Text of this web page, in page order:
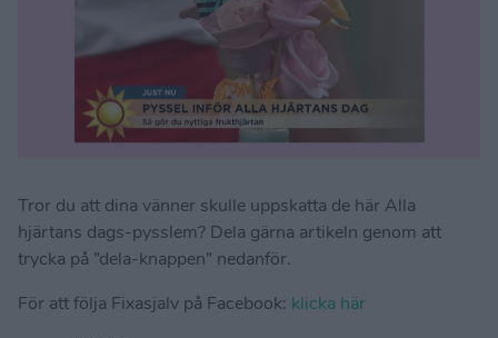
Tror du att dina vänner skulle uppskatta de här Alla
hjärtans dags-pysslem? Dela gärna artikeln genom att
trycka på ”dela-knappen” nedanför.
För att följa Fixasjalv på Facebook: klicka här